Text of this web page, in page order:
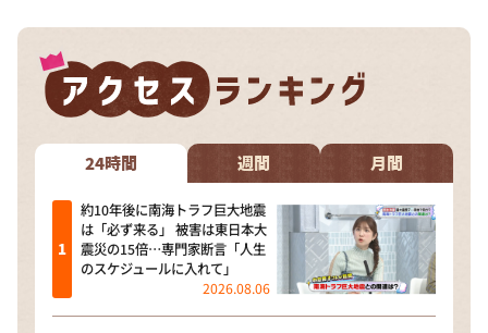
24時間 週間 月間
約10年後に南海トラフ巨大地震
は「必ず来る」 被害は東日本大
震災の15倍…専門家断言「人生
のスケジュールに入れて」
2026.08.06